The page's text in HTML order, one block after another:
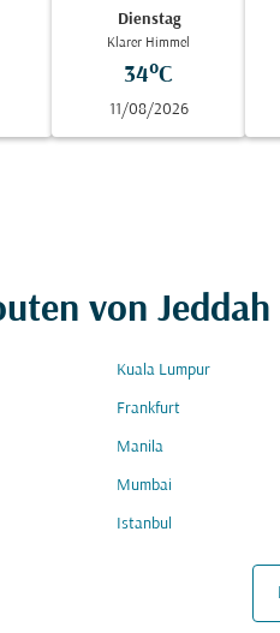
Dienstag
Klarer Himmel
34°C
11/08/2026
von
Kuala Lumpur
Frankfurt
Manila
Mumbai
Istanbul